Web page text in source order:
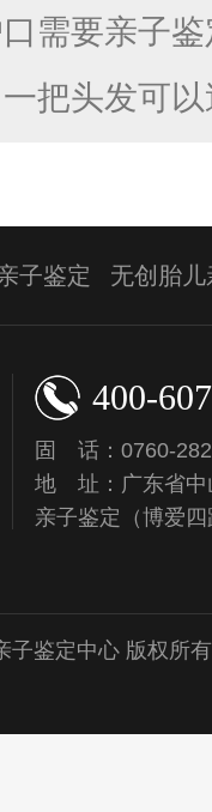
需要亲子
把头发可
子鉴定 无创胎
400-
固 话：0760-
地 址：广东省中
亲子鉴定（博爱
鉴定中心 版权所